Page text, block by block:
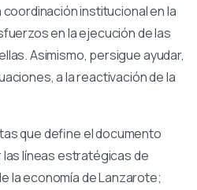
institucional en la
en la ejecución de las
Asimismo, persigue ayudar,
a la reactivación de la
que define el documento
líneas estratégicas de
la economía de Lanzarote;